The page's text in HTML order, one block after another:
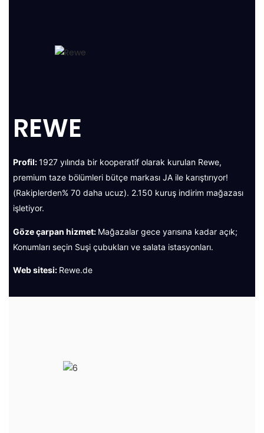
REWE
Profil:1927 yılında bir kooperatif olarak kurulan Rewe,
premium taze bölümleri bütçe markası JA ile karıştırıyor!
(Rakiplerden% 70 daha ucuz). 2.150 kuruş indirim mağazası
işletiyor.
Göze çarpan hizmet: Mağazalar gece yarısına kadar açık;
Konumları seçin Suşi çubukları ve salata istasyonları.
Web sitesi: Rewe.de